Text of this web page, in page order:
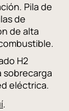
Pila de
de
de alta
H2
sobrecarga
eléctrica.
.